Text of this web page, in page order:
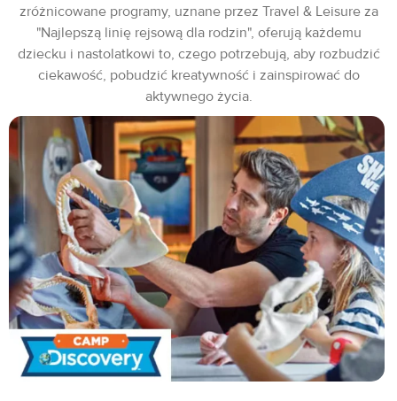
zróżnicowane programy, uznane przez Travel & Leisure za
"Najlepszą linię rejsową dla rodzin", oferują każdemu
dziecku i nastolatkowi to, czego potrzebują, aby rozbudzić
ciekawość, pobudzić kreatywność i zainspirować do
aktywnego życia.